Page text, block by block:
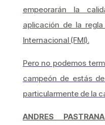
empeorarán la
aplicación de la
Internacional (FMI).
Pero no podemos
campeón de estás
particularmente de la
ANDRES PASTRANA